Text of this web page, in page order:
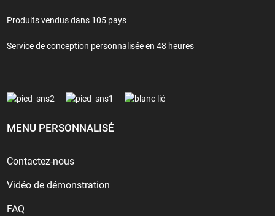
Produits vendus dans 105 pays
Service de conception personnalisée en 48 heures
MENU PERSONNALISÉ
Contactez-nous
Vidéo de démonstration
FAQ